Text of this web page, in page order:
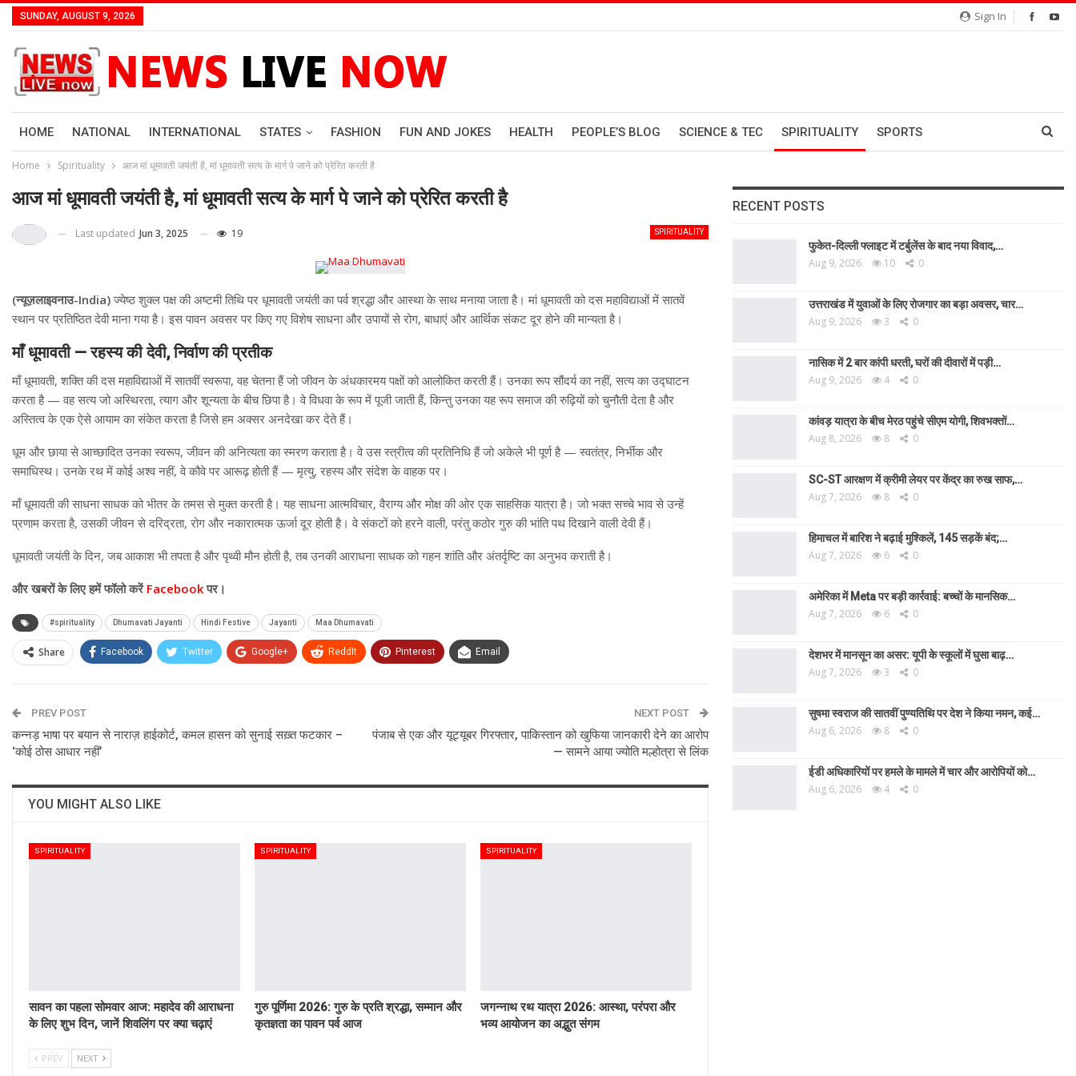
Sign In
SUNDAY, AUGUST 9, 2026
HOME NATIONAL INTERNATIONAL STATES FASHION FUN AND JOKES HEALTH PEOPLE’S BLOG SCIENCE & TEC SPIRITUALITY SPORTS
Home Spirituality आज मां धूमावती जयंती है, मां धूमावती सत्य के मार्ग पे जाने को प्रेरित करती है
आज मां धूमावती जयंती है, मां धूमावती सत्य के मार्ग पे जाने को प्रेरित करती है
SPIRITUALITY
Last updated Jun 3, 2025 19
(न्यूज़लाइवनाउ-India)ज्येष्ठ शुक्ल पक्ष की अष्टमी तिथि पर धूमावती जयंती का पर्व श्रद्धा और आस्था के साथ मनाया जाता है। मां धूमावती को दस महाविद्याओं में सातवें
स्थान पर प्रतिष्ठित देवी माना गया है। इस पावन अवसर पर किए गए विशेष साधना और उपायों से रोग, बाधाएं और आर्थिक संकट दूर होने की मान्यता है।
माँ धूमावती — रहस्य की देवी, निर्वाण की प्रतीक
माँ धूमावती, शक्ति की दस महाविद्याओं में सातवीं स्वरूपा, वह चेतना हैं जो जीवन के अंधकारमय पक्षों को आलोकित करती हैं। उनका रूप सौंदर्य का नहीं, सत्य का उद्घाटन
करता है — वह सत्य जो अस्थिरता, त्याग और शून्यता के बीच छिपा है। वे विधवा के रूप में पूजी जाती हैं, किन्तु उनका यह रूप समाज की रुढ़ियों को चुनौती देता है और
अस्तित्व के एक ऐसे आयाम का संकेत करता है जिसे हम अक्सर अनदेखा कर देते हैं।
धूम और छाया से आच्छादित उनका स्वरूप, जीवन की अनित्यता का स्मरण कराता है। वे उस स्त्रीत्व की प्रतिनिधि हैं जो अकेले भी पूर्ण है — स्वतंत्र, निर्भीक और
समाधिस्थ। उनके रथ में कोई अश्व नहीं, वे कौवे पर आरूढ़ होती हैं — मृत्यु, रहस्य और संदेश के वाहक पर।
माँ धूमावती की साधना साधक को भीतर के तमस से मुक्त करती है। यह साधना आत्मविचार, वैराग्य और मोक्ष की ओर एक साहसिक यात्रा है। जो भक्त सच्चे भाव से उन्हें
प्रणाम करता है, उसकी जीवन से दरिद्रता, रोग और नकारात्मक ऊर्जा दूर होती है। वे संकटों को हरने वाली, परंतु कठोर गुरु की भांति पथ दिखाने वाली देवी हैं।
धूमावती जयंती के दिन, जब आकाश भी तपता है और पृथ्वी मौन होती है, तब उनकी आराधना साधक को गहन शांति और अंतर्दृष्टि का अनुभव कराती है।
और खबरों के लिए हमें फॉलो करेंFacebookपर।
#spirituality Dhumavati Jayanti Hindi Festive Jayanti Maa Dhumavati
Share Facebook Twitter Google+ ReddIt Pinterest Email
PREV POST
कन्नड़ भाषा पर बयान से नाराज़ हाईकोर्ट, कमल हासन को सुनाई सख़्त फटकार –
‘कोई ठोस आधार नहीं’
NEXT POST
पंजाब से एक और यूट्यूबर गिरफ्तार, पाकिस्तान को खुफिया जानकारी देने का आरोप
— सामने आया ज्योति मल्होत्रा से लिंक
YOU MIGHT ALSO LIKE
SPIRITUALITY
सावन का पहला सोमवार आज: महादेव की आराधना
के लिए शुभ दिन, जानें शिवलिंग पर क्या चढ़ाएं
SPIRITUALITY
गुरु पूर्णिमा 2026: गुरु के प्रति श्रद्धा, सम्मान और
कृतज्ञता का पावन पर्व आज
SPIRITUALITY
जगन्नाथ रथ यात्रा 2026: आस्था, परंपरा और
भव्य आयोजन का अद्भुत संगम
PREV NEXT
RECENT POSTS
फुकेत-दिल्ली फ्लाइट में टर्बुलेंस के बाद नया विवाद,…
Aug 9, 2026 10 0
उत्तराखंड में युवाओं के लिए रोजगार का बड़ा अवसर, चार…
Aug 9, 2026 3 0
नासिक में 2 बार कांपी धरती, घरों की दीवारों में पड़ी…
Aug 9, 2026 4 0
कांवड़ यात्रा के बीच मेरठ पहुंचे सीएम योगी, शिवभक्तों…
Aug 8, 2026 8 0
SC-ST आरक्षण में क्रीमी लेयर पर केंद्र का रुख साफ,…
Aug 7, 2026 8 0
हिमाचल में बारिश ने बढ़ाई मुश्किलें, 145 सड़कें बंद;…
Aug 7, 2026 6 0
अमेरिका में Meta पर बड़ी कार्रवाई: बच्चों के मानसिक…
Aug 7, 2026 6 0
देशभर में मानसून का असर: यूपी के स्कूलों में घुसा बाढ़…
Aug 7, 2026 3 0
सुषमा स्वराज की सातवीं पुण्यतिथि पर देश ने किया नमन, कई…
Aug 6, 2026 8 0
ईडी अधिकारियों पर हमले के मामले में चार और आरोपियों को…
Aug 6, 2026 4 0